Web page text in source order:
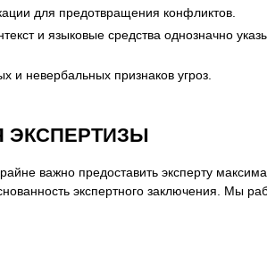
для предотвращения конфликтов.
и языковые средства однозначно
и невербальных признаков угроз.
важно предоставить эксперту
экспертного заключения. Мы